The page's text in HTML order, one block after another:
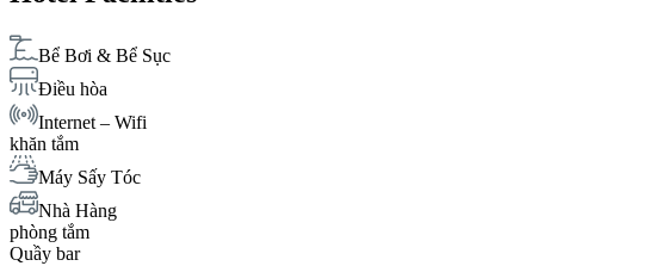
Bể Bơi & Bể Sục
Điều hòa
Internet – Wifi
khăn tắm
Máy Sấy Tóc
Nhà Hàng
phòng tắm
Quầy bar